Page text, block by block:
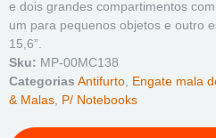
e dois grandes compartimentos
um para pequenos objetos e outro
15,6”.
Sku: MP-00MC138
Categorias Antifurto Engate mala
& Malas P/ Notebooks